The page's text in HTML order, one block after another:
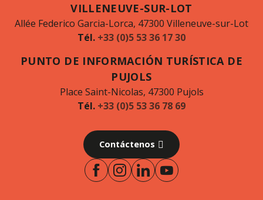
VILLENEUVE-SUR-LOT
Allée Federico Garcia-Lorca, 47300 Villeneuve-sur-Lot
Tél. +33 (0)5 53 36 17 30
PUNTO DE INFORMACIÓN TURÍSTICA DE
PUJOLS
Place Saint-Nicolas, 47300 Pujols
Tél. +33 (0)5 53 36 78 69
Contáctenos